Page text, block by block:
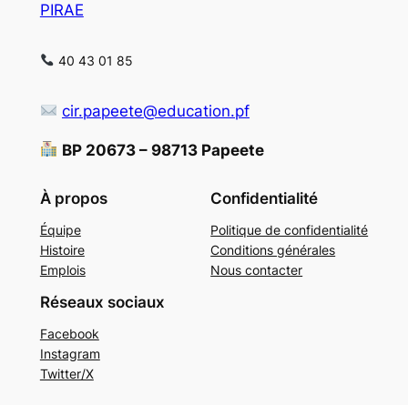
PIRAE
40 43 01 85
cir.papeete@education.pf
BP 20673 – 98713 Papeete
À propos
Équipe
Histoire
Emplois
Confidentialité
Politique de confidentialité
Conditions générales
Nous contacter
Réseaux sociaux
Facebook
Instagram
Twitter/X